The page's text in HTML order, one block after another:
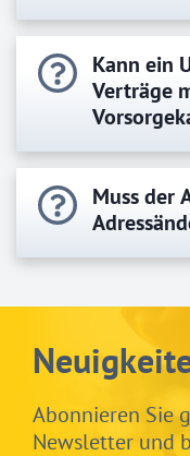
Kann ein
Verträge
Muss der
Abonnieren Sie
Newsletter und